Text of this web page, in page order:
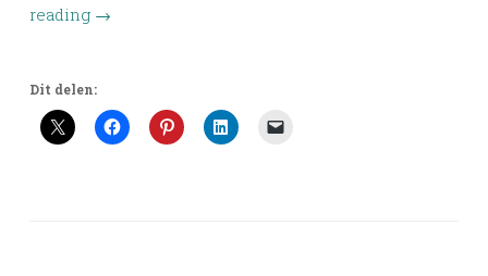
reading →
Dit delen: